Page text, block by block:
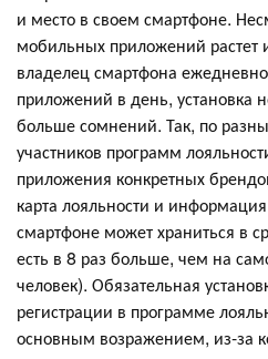
и место в своем смартфоне.
мобильных приложений растет
владелец смартфона
приложений в день, установка
больше сомнений. Так, по
участников программ
приложения конкретных
карта лояльности и
смартфоне может храниться в
есть в 8 раз больше, чем на
человек). Обязательная
регистрации в программе
основным возражением, из-за